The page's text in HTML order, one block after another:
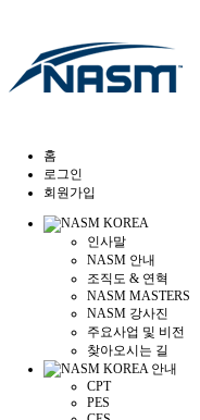
홈
로그인
회원가입
인사말
NASM 안내
조직도 & 연혁
NASM MASTERS
NASM 강사진
주요사업 및 비전
찾아오시는 길
CPT
PES